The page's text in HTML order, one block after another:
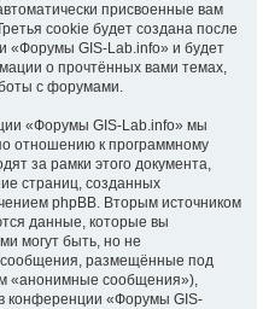
присвоенные вам
cookie будет создана после
«Форумы GIS-Lab.info» и будет
о прочтённых вами темах,
с форумами.
«Форумы GIS-Lab.info» мы
отношению к программному
за рамки этого документа,
страниц, созданных
phpBB. Вторым источником
данные, которые вы
могут быть, но не
размещённые под
«анонимные сообщения»),
конференции «Форумы GIS-